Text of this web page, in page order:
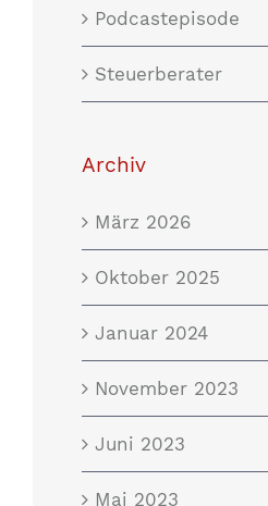
Podcastepisode
Steuerberater
Archiv
März 2026
Oktober 2025
Januar 2024
November 2023
Juni 2023
Mai 2023